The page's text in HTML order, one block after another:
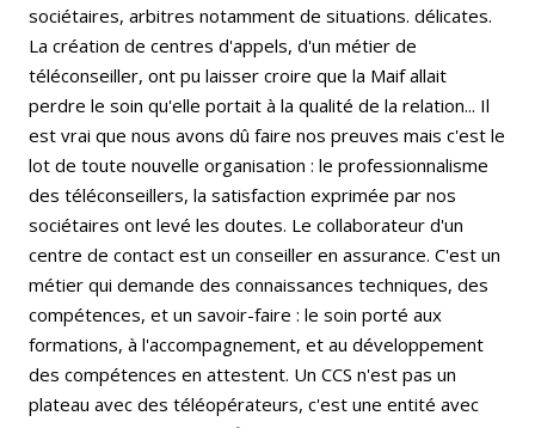
sociétaires, arbitres notamment de situations. délicates.
La création de centres d'appels, d'un métier de
téléconseiller, ont pu laisser croire que la Maif allait
perdre le soin qu'elle portait à la qualité de la relation... Il
est vrai que nous avons dû faire nos preuves mais c'est le
lot de toute nouvelle organisation : le professionna­lisme
des téléconseillers, la satisfaction expri­mée par nos
sociétaires ont levé les doutes. Le collaborateur d'un
centre de contact est un conseiller en assurance. C'est un
métier qui demande des connaissances techniques, des
compétences, et un savoir-faire : le soin porté aux
formations, à l'accompagnement, et au développement
des compétences en attestent. Un CCS n'est pas un
plateau avec des téléopérateurs, c'est une entité avec